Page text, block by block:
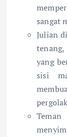
sangat
Julian
yang
sisi